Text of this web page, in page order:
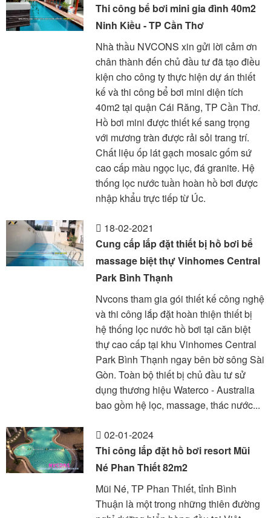
Thi công bể bơi mini gia đình 40m2
Ninh Kiều - TP Cần Thơ
Nhà thầu NVCONS xin gửi lời cảm ơn
chân thành đến chủ đầu tư đã tạo điều
kiện cho công ty thực hiện dự án thiết
kế và thi công bể bơi mini diện tích
40m2 tại quận Cái Răng, TP Cần Thơ.
Hồ bơi mini được thiết kế sang trọng
với mương tràn được rải sỏi trang trí.
Chất liệu ốp lát gạch mosaic gốm sứ
cao cấp màu ngọc lục, đá granite. Hệ
thống lọc nước tuần hoàn hồ bơi được
nhập khẩu trực tiếp từ Úc.
18-02-2021
Cung cấp lắp đặt thiết bị hồ bơi bể
massage biệt thự Vinhomes Central
Park Bình Thạnh
Nvcons tham gia gói thiết kế công nghệ
và thi công lắp đặt hoàn thiện thiết bị
hệ thống lọc nước hồ bơi tại căn biệt
thự cao cấp tại khu Vinhomes Central
Park Bình Thạnh ngay bên bờ sông Sài
Gòn. Toàn bộ thiết bị chủ đầu tư sử
dụng thương hiệu Waterco - Australia
bao gồm hệ lọc, massage, thác nước...
02-01-2024
Thi công lắp đặt hồ bơi resort Mũi
Né Phan Thiết 82m2
Mũi Né, TP Phan Thiết, tỉnh Bình
Thuận là một trong những thiên đường